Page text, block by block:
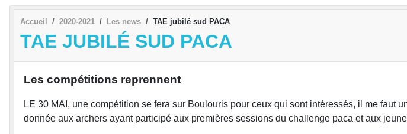
Accueil 2020-2021 Les news TAE jubilé sud PACA
TAE JUBILÉ SUD PACA
Les compétitions reprennent
LE 30 MAI, une compétition se fera sur Boulouris pour ceux qui sont intéressés, il me faut
donnée aux archers ayant participé aux premières sessions du challenge paca et aux